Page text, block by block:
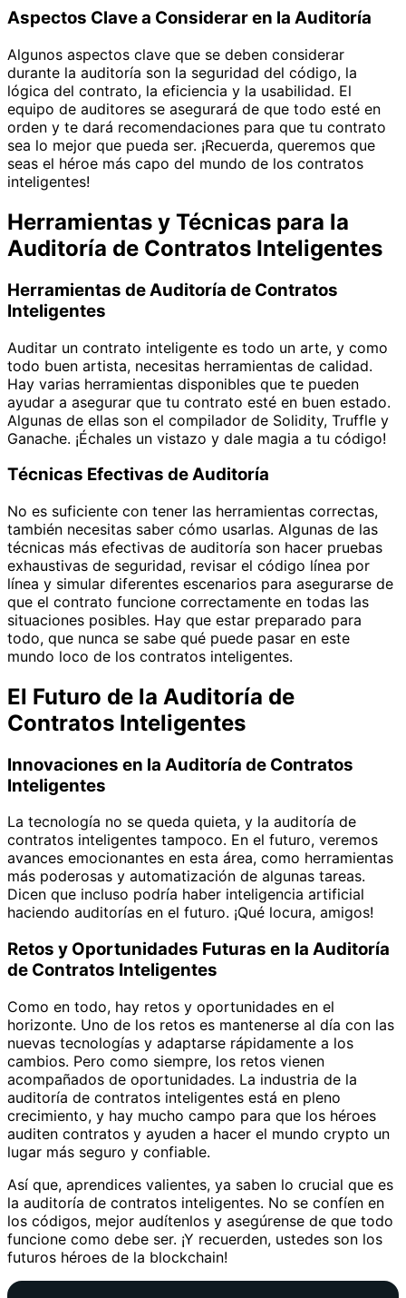
Aspectos Clave a Considerar en la Auditoría
Algunos aspectos clave que se deben considerar
durante la auditoría son la seguridad del código, la
lógica del contrato, la eficiencia y la usabilidad. El
equipo de auditores se asegurará de que todo esté en
orden y te dará recomendaciones para que tu contrato
sea lo mejor que pueda ser. ¡Recuerda, queremos que
seas el héroe más capo del mundo de los contratos
inteligentes!
Herramientas y Técnicas para la
Auditoría de Contratos Inteligentes
Herramientas de Auditoría de Contratos
Inteligentes
Auditar un contrato inteligente es todo un arte, y como
todo buen artista, necesitas herramientas de calidad.
Hay varias herramientas disponibles que te pueden
ayudar a asegurar que tu contrato esté en buen estado.
Algunas de ellas son el compilador de Solidity, Truffle y
Ganache. ¡Échales un vistazo y dale magia a tu código!
Técnicas Efectivas de Auditoría
No es suficiente con tener las herramientas correctas,
también necesitas saber cómo usarlas. Algunas de las
técnicas más efectivas de auditoría son hacer pruebas
exhaustivas de seguridad, revisar el código línea por
línea y simular diferentes escenarios para asegurarse de
que el contrato funcione correctamente en todas las
situaciones posibles. Hay que estar preparado para
todo, que nunca se sabe qué puede pasar en este
mundo loco de los contratos inteligentes.
El Futuro de la Auditoría de
Contratos Inteligentes
Innovaciones en la Auditoría de Contratos
Inteligentes
La tecnología no se queda quieta, y la auditoría de
contratos inteligentes tampoco. En el futuro, veremos
avances emocionantes en esta área, como herramientas
más poderosas y automatización de algunas tareas.
Dicen que incluso podría haber inteligencia artificial
haciendo auditorías en el futuro. ¡Qué locura, amigos!
Retos y Oportunidades Futuras en la Auditoría
de Contratos Inteligentes
Como en todo, hay retos y oportunidades en el
horizonte. Uno de los retos es mantenerse al día con las
nuevas tecnologías y adaptarse rápidamente a los
cambios. Pero como siempre, los retos vienen
acompañados de oportunidades. La industria de la
auditoría de contratos inteligentes está en pleno
crecimiento, y hay mucho campo para que los héroes
auditen contratos y ayuden a hacer el mundo crypto un
lugar más seguro y confiable.
Así que, aprendices valientes, ya saben lo crucial que es
la auditoría de contratos inteligentes. No se confíen en
los códigos, mejor audítenlos y asegúrense de que todo
funcione como debe ser. ¡Y recuerden, ustedes son los
futuros héroes de la blockchain!